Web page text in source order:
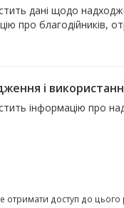
дані щодо
про благодійників,
і
інформацію про
отримати доступ до цього